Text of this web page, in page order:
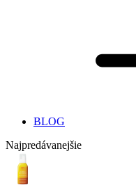
BLOG
Najpredávanejšie